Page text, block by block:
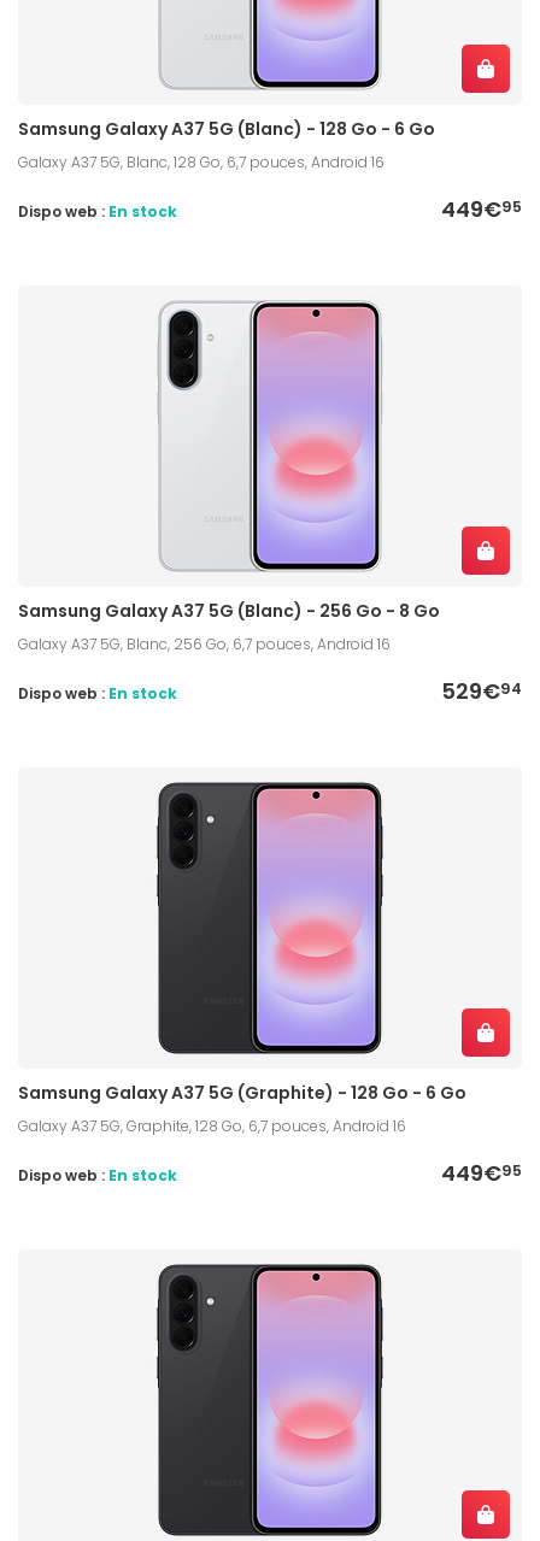
Samsung Galaxy A37 5G (Blanc) - 128 Go - 6 Go
Galaxy A37 5G, Blanc, 128 Go, 6,7 pouces, Android 16
449€95
Dispo web : En stock
Samsung Galaxy A37 5G (Blanc) - 256 Go - 8 Go
Galaxy A37 5G, Blanc, 256 Go, 6,7 pouces, Android 16
529€94
Dispo web : En stock
Samsung Galaxy A37 5G (Graphite) - 128 Go - 6 Go
Galaxy A37 5G, Graphite, 128 Go, 6,7 pouces, Android 16
449€95
Dispo web : En stock